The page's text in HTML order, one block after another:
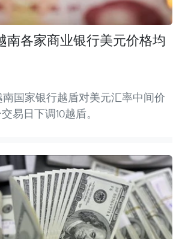
南各家商业银行美元价格均
南国家银行越盾对美元汇率中间价
易日下调10越盾。